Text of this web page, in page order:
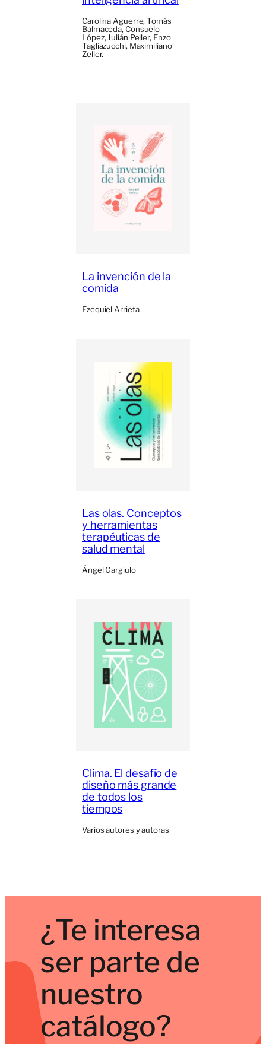
Carolina Aguerre, Tomás
Balmaceda, Consuelo
López, Julián Peller, Enzo
Tagliazucchi, Maximiliano
Zeller.
La invención de la
comida
Ezequiel Arrieta
Las olas. Conceptos
y herramientas
terapéuticas de
salud mental
Ángel Gargiulo
Clima. El desafío de
diseño más grande
de todos los
tiempos
Varios autores y autoras
¿Te interesa
ser parte de
nuestro
catálogo?